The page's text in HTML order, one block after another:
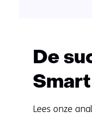
De
Lees onze